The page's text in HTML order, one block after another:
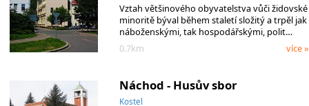
Vztah většinového obyvatelstva vůči židovské
minoritě býval během staletí složitý a trpěl jak
náboženskými, tak hospodářskými, polit…
0.7km
více »
Náchod - Husův sbor
Kostel